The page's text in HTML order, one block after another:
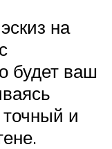
на
будет ваш
точный и